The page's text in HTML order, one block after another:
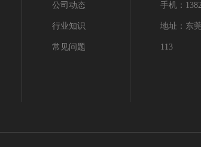
公司动态
行业知识
常见问题
手机：
地址： 东
113